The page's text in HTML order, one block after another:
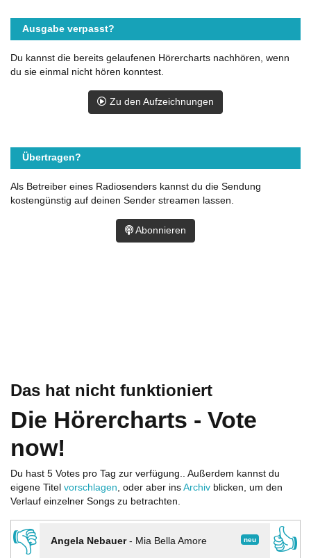
Das hat nicht funktioniert
Die Hörercharts - Vote
now!
Du hast 5 Votes pro Tag zur verfügung.. Außerdem kannst du
eigene Titel vorschlagen, oder aber ins Archiv blicken, um den
Verlauf einzelner Songs zu betrachten.
👎 neu
Angela Nebauer- Mia Bella Amore
👍
Ausgabe verpasst?
Du kannst die bereits gelaufenen Hörercharts nachhören, wenn
du sie einmal nicht hören konntest.
Zu den Aufzeichnungen
Übertragen?
Als Betreiber eines Radiosenders kannst du die Sendung
kostengünstig auf deinen Sender streamen lassen.
Abonnieren